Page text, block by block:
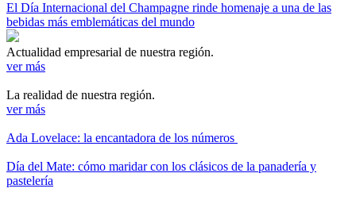
El Día Internacional del Champagne rinde homenaje a una de las
bebidas más emblemáticas del mundo
Actualidad empresarial de nuestra región.
ver más
La realidad de nuestra región.
ver más
Ada Lovelace: la encantadora de los números
Día del Mate: cómo maridar con los clásicos de la panadería y
pastelería